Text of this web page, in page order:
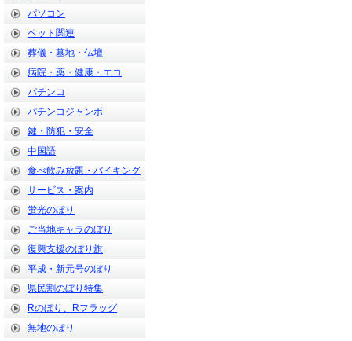
パソコン
ペット関連
葬儀・墓地・仏壇
病院・薬・健康・エコ
パチンコ
パチンコジャンボ
鍵・防犯・安全
中国語
食べ飲み放題・バイキング
サービス・案内
蛍光のぼり
ご当地キャラのぼり
復興支援のぼり旗
平成・新元号のぼり
県民割のぼり特集
Rのぼり、Rフラッグ
無地のぼり